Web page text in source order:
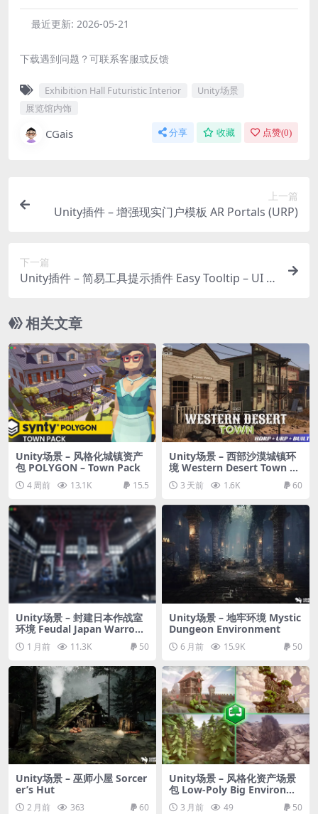
最近更新: 2026-05-21
下载遇到问题？可联系客服或反馈
Exhibition Hall Futuristic Interior
Unity场景
展览馆内饰
CGais 分享 收藏 点赞(0)
上一篇
Unity插件 – 增强现实门户模板 AR Portals (URP)
下一篇
Unity插件 – 简易工具提示插件 Easy Tooltip – UI H
相关文章
Unity场景 – 风格化城镇资产
包 POLYGON – Town Pack
4 周前 13.1K 15.5
Unity场景 – 西部沙漠城镇环
境 Western Desert Town En
vironment
3 天前 1.6K 60
Unity场景 – 封建日本作战室
环境 Feudal Japan Warroo
m Environment
1 月前 11.3K 50
Unity场景 – 地牢环境 Mystic
Dungeon Environment
6 月前 15.9K 50
Unity场景 – 巫师小屋 Sorcer
er’s Hut
2 月前 363 60
Unity场景 – 风格化资产场景
包 Low-Poly Big Environme
nt Pack
3 月前 49 50